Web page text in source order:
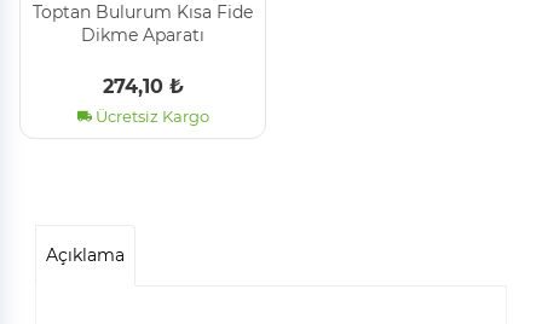
Toptan Bulurum Kısa Fide
Dikme Aparatı
274,10 ₺
Ücretsiz Kargo
Açıklama